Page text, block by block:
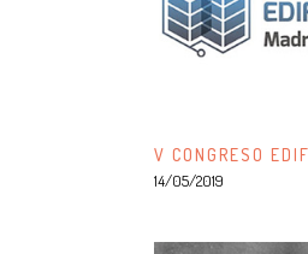
V CONGRESO
14/05/2019